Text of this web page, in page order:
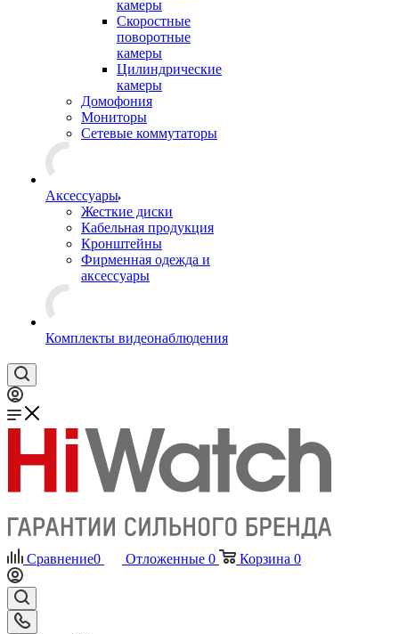
камеры
Скоростные
поворотные
камеры
Цилиндрические
камеры
Домофония
Мониторы
Сетевые коммутаторы
Аксессуары
Жесткие диски
Кабельная продукция
Кронштейны
Фирменная одежда и
аксессуары
Комплекты видеонаблюдения
Сравнение0 Отложенные 0 Корзина 0